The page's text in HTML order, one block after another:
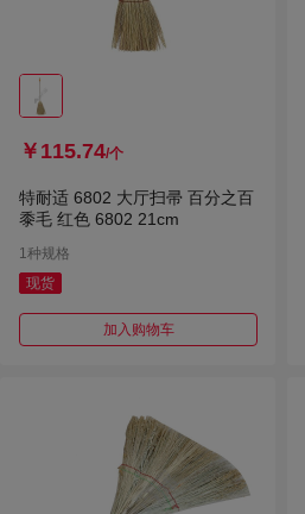
￥115.74/个
特耐适 6802 大厅扫帚 百分之百
黍毛 红色 6802 21cm
1种规格
现货
加入购物车